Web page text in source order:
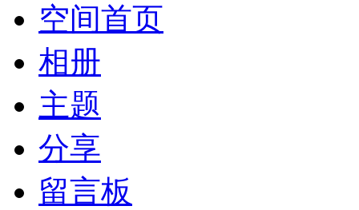
空间首页
相册
主题
分享
留言板